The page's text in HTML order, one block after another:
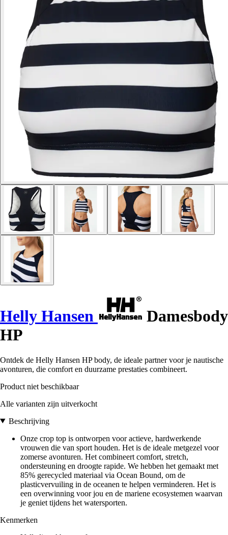
Helly Hansen
Damesbody
HP
Ontdek de Helly Hansen HP body, de ideale partner voor je nautische
avonturen, die comfort en duurzame prestaties combineert.
Product niet beschikbaar
Alle varianten zijn uitverkocht
Beschrijving
Onze crop top is ontworpen voor actieve, hardwerkende
vrouwen die van sport houden. Het is de ideale metgezel voor
zomerse avonturen. Het combineert comfort, stretch,
ondersteuning en droogte rapide. We hebben het gemaakt met
85% gerecycled materiaal via Ocean Bound, om de
plasticvervuiling in de oceanen te helpen verminderen. Het is
een overwinning voor jou en de mariene ecosystemen waarvan
je geniet tijdens het watersporten.
Kenmerken